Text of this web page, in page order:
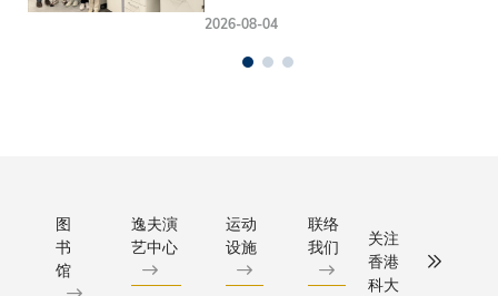
2026-08-04
图
书
馆
逸夫演
艺中心
运动
设施
联络
我们
关注
香港
科大